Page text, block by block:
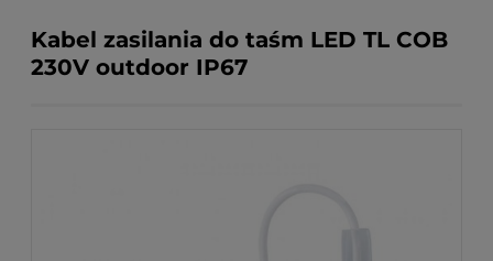
Kabel zasilania do taśm LED TL COB
230V outdoor IP67